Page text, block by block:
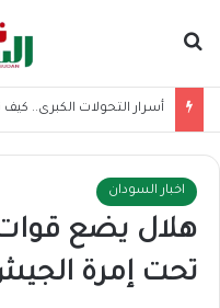
اخبار السودان
هلال يضع
تحت إمرة